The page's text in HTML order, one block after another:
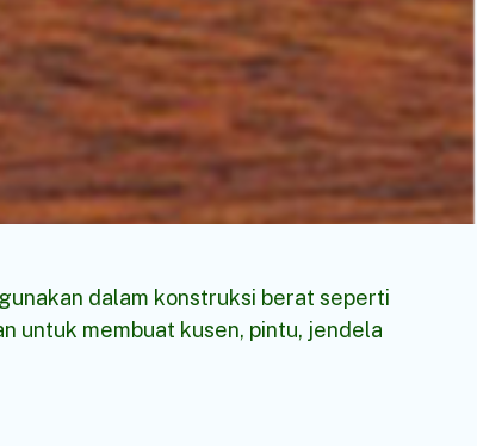
dalam konstruksi berat seperti
untuk membuat kusen, pintu, jendela